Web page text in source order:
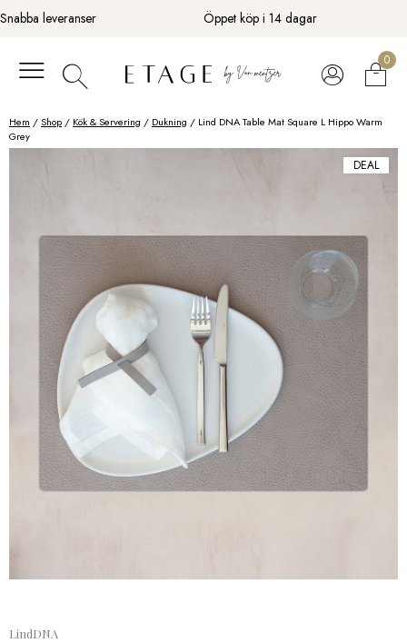
Fortsätt
till
Snabba leveranser Öppet köp i 14 dagar
0
Hem /Shop / Kök & Servering / Dukning / Lind DNA Table Mat Square L Hippo Warm
Grey
DEAL
LindDNA